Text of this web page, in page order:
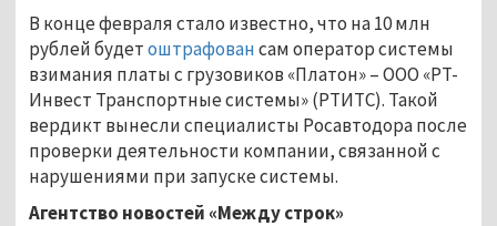
В конце февраля стало известно, что на 10 млн
рублей будетоштрафовансам оператор системы
взимания платы с грузовиков «Платон» – ООО «РТ-
Инвест Транспортные системы» (РТИТС). Такой
вердикт вынесли специалисты Росавтодора после
проверки деятельности компании, связанной с
нарушениями при запуске системы.
Агентство новостей «Между строк»